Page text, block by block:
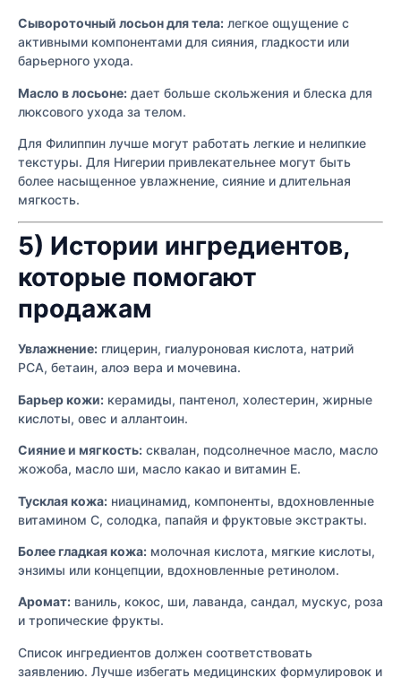
Сывороточный лосьон для тела: легкое ощущение с
активными компонентами для сияния, гладкости или
барьерного ухода.
Масло в лосьоне: дает больше скольжения и блеска для
люксового ухода за телом.
Для Филиппин лучше могут работать легкие и нелипкие
текстуры. Для Нигерии привлекательнее могут быть
более насыщенное увлажнение, сияние и длительная
мягкость.
5) Истории ингредиентов,
которые помогают
продажам
Увлажнение: глицерин, гиалуроновая кислота, натрий
PCA, бетаин, алоэ вера и мочевина.
Барьер кожи: керамиды, пантенол, холестерин, жирные
кислоты, овес и аллантоин.
Сияние и мягкость: сквалан, подсолнечное масло, масло
жожоба, масло ши, масло какао и витамин E.
Тусклая кожа: ниацинамид, компоненты, вдохновленные
витамином С, солодка, папайя и фруктовые экстракты.
Более гладкая кожа: молочная кислота, мягкие кислоты,
энзимы или концепции, вдохновленные ретинолом.
Аромат: ваниль, кокос, ши, лаванда, сандал, мускус, роза
и тропические фрукты.
Список ингредиентов должен соответствовать
заявлению. Лучше избегать медицинских формулировок и